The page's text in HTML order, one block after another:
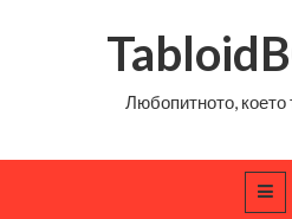
Любопитното, което